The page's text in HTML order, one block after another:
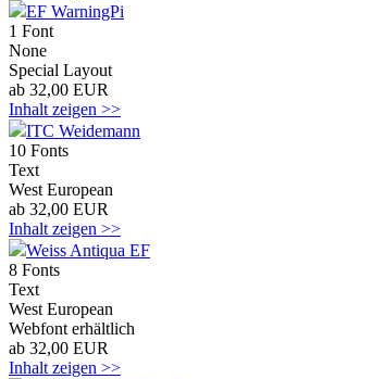
EF WarningPi
1 Font
None
Special Layout
ab 32,00 EUR
Inhalt zeigen >>
ITC Weidemann
10 Fonts
Text
West European
ab 32,00 EUR
Inhalt zeigen >>
Weiss Antiqua EF
8 Fonts
Text
West European
Webfont erhältlich
ab 32,00 EUR
Inhalt zeigen >>